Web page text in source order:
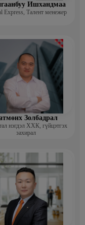
Ишхандмаа
Express, Талент менежер
Золбадрал
нэгдэл ХХК, гүйцэтгэх
захирал